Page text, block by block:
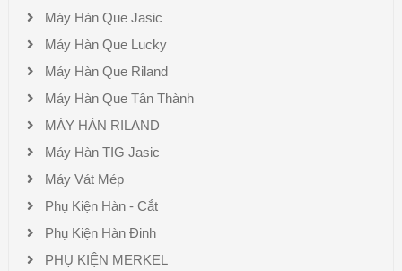
Máy Hàn Que Jasic
Máy Hàn Que Lucky
Máy Hàn Que Riland
Máy Hàn Que Tân Thành
MÁY HÀN RILAND
Máy Hàn TIG Jasic
Máy Vát Mép
Phụ Kiện Hàn - Cắt
Phụ Kiện Hàn Đinh
PHỤ KIỆN MERKEL